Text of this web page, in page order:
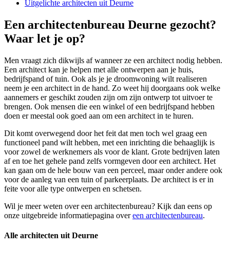
Uitgelichte architecten uit Deurne
Een architectenbureau Deurne gezocht?
Waar let je op?
Men vraagt zich dikwijls af wanneer ze een architect nodig hebben.
Een architect kan je helpen met alle ontwerpen aan je huis,
bedrijfspand of tuin. Ook als je je droomwoning wilt realiseren
neem je een architect in de hand. Zo weet hij doorgaans ook welke
aannemers er geschikt zouden zijn om zijn ontwerp tot uitvoer te
brengen. Ook mensen die een winkel of een bedrijfspand hebben
doen er meestal ook goed aan om een architect in te huren.
Dit komt overwegend door het feit dat men toch wel graag een
functioneel pand wilt hebben, met een inrichting die behaaglijk is
voor zowel de werknemers als voor de klant. Grote bedrijven laten
af en toe het gehele pand zelfs vormgeven door een architect. Het
kan gaan om de hele bouw van een perceel, maar onder andere ook
voor de aanleg van een tuin of parkeerplaats. De architect is er in
feite voor alle type ontwerpen en schetsen.
Wil je meer weten over een architectenbureau? Kijk dan eens op
onze uitgebreide informatiepagina overeen architectenbureau.
Alle architecten uit Deurne